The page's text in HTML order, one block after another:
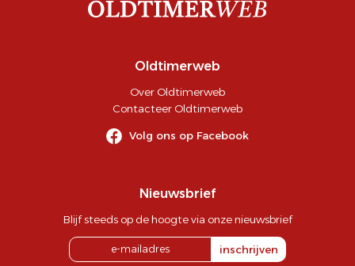
Oldtimerweb
Over Oldtimerweb
Contacteer Oldtimerweb
Volg ons op Facebook
Nieuwsbrief
Blijf steeds op de hoogte via onze nieuwsbrief
inschrijven